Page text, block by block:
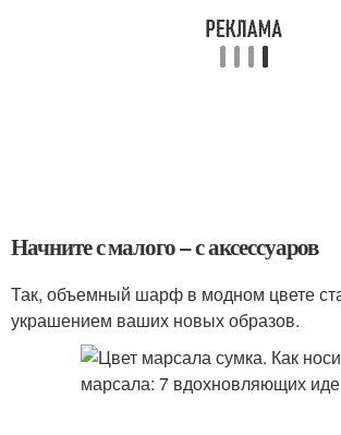
Начните с малого – с аксессуаров
Так, объемный шарф в модном цвете
украшением ваших новых образов.